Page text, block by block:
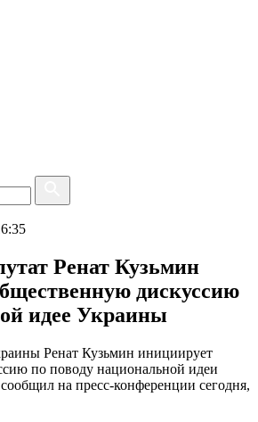
Ренат Кузьмин
дискуссию
идее Украины
Ренат Кузьмин инициирует
по поводу национальной идеи
на пресс-конференции сегодня,